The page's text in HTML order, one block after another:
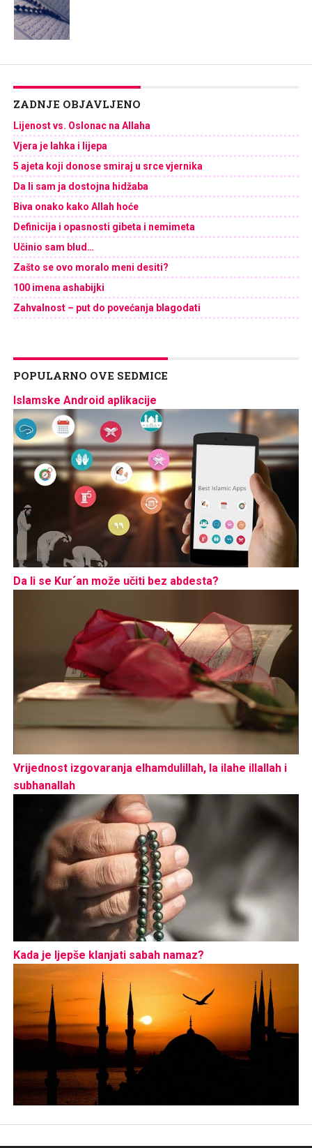
ZADNJE OBJAVLJENO
Lijenost vs. Oslonac na Allaha
Vjera je lahka i lijepa
5 ajeta koji donose smiraj u srce vjernika
Da li sam ja dostojna hidžaba
Biva onako kako Allah hoće
Definicija i opasnosti gibeta i nemimeta
Učinio sam blud…
Zašto se ovo moralo meni desiti?
100 imena ashabijki
Zahvalnost – put do povećanja blagodati
POPULARNO OVE SEDMICE
Islamske Android aplikacije
Da li se Kur´an može učiti bez abdesta?
Vrijednost izgovaranja elhamdulillah, la ilahe illallah i
subhanallah
Kada je ljepše klanjati sabah namaz?